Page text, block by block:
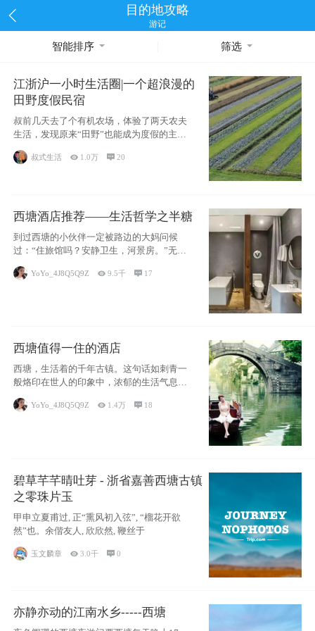
目的地攻略
游记
智能排序 筛选
江浙沪一小时生活圈|一个超浪漫的
田野度假民宿
叔前几天去了个有机农场，体验了两天农夫
生活，发现原来“田野”也能成为度假的主旋
律。江
叔式生活  1.0万 20
西塘酒店推荐——生活哲学之半糖
到过西塘的小伙伴一定被路边的大妈问候
过：“住旅馆吗？安静卫生，河景房。”无意
YoYo_4J8Q5Q9Z 9.5千  17
西塘值得一住的酒店
西塘，生活着的千年古镇。这句话如刺青一
般烙印在世人的印象中，浓郁的生活气息，
小桥流水
YoYo_4J8Q5Q9Z  1.4万  18
碧草芊芊晴吐芽 - 浙省嘉善西塘古镇
之零珠片玉
甲申立夏甫过, 正“熏风初入弦”, “榴花开欲
然”也。余偕友人, 欣欣然, 鞭丝于
玉文麟章  3.0千 0
亦静亦动的江南水乡-----西塘